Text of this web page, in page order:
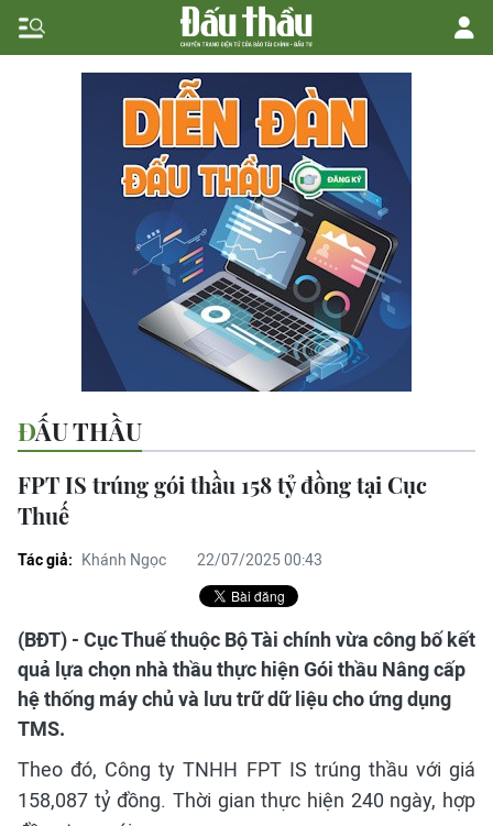
ĐẤU THẦU
FPT IS trúng gói thầu 158 tỷ đồng tại Cục
Thuế
Tác giả: Khánh Ngọc 22/07/2025 00:43
(BĐT) - Cục Thuế thuộc Bộ Tài chính vừa công bố kết
quả lựa chọn nhà thầu thực hiện Gói thầu Nâng cấp
hệ thống máy chủ và lưu trữ dữ liệu cho ứng dụng
TMS.
Theo đó, Công ty TNHH FPT IS trúng thầu với giá
158,087 tỷ đồng. Thời gian thực hiện 240 ngày, hợp